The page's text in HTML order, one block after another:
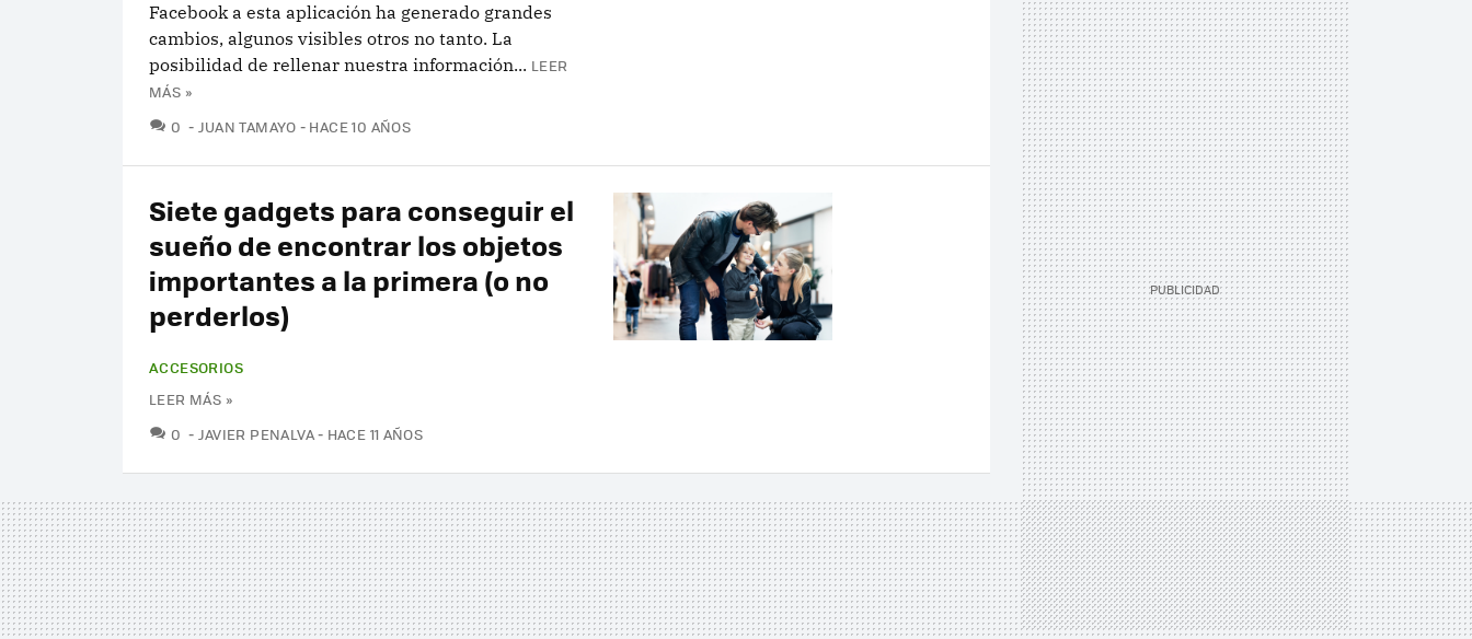
Facebook a esta aplicación ha generado grandes
cambios, algunos visibles otros no tanto. La
posibilidad de rellenar nuestra información... LEER
MÁS »
0 COMENTARIOS
JUAN TAMAYO HACE 10 AÑOS
Siete gadgets para conseguir el
sueño de encontrar los objetos
importantes a la primera (o no
perderlos)
ACCESORIOS
LEER MÁS »
0 COMENTARIOS
JAVIER PENALVA HACE 11 AÑOS